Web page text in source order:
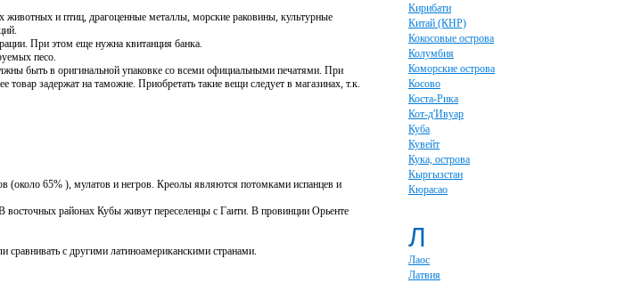
животных и птиц, драгоценные металлы, морские раковины, культурные
При этом еще нужна квитанция банка.
песо.
быть в оригинальной упаковке со всеми официальными печатями. При
задержат на таможне. Приобретать такие вещи следует в магазинах, т.к.
(около 65% ), мулатов и негров. Креолы являются потомками испанцев и
восточных районах Кубы живут переселенцы с Гаити. В провинции Орьенте
сравнивать с другими латиноамериканскими странами.
Кирибати
Китай (КНР)
Кокосовые острова
Колумбия
Коморские острова
Косово
Коста-Рика
Кот-д'Ивуар
Куба
Кувейт
Кука, острова
Кыргызстан
Кюрасао
Л
Лаос
Латвия